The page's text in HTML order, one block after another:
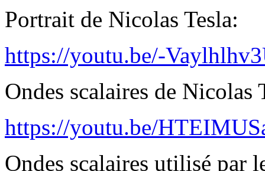
Portrait de Nicolas Tesla:
https://youtu.be/-
Ondes scalaires de
https://youtu.be/
Ondes scalaires utilisé par